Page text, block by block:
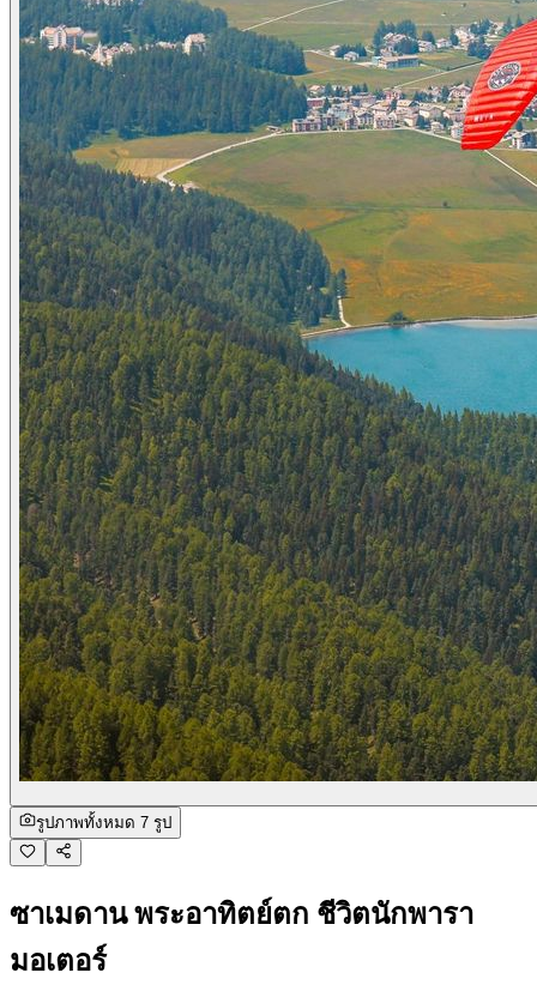
รูปภาพทั้งหมด 7 รูป
ซาเมดาน พระอาทิตย์ตก ชีวิตนักพารา
มอเตอร์